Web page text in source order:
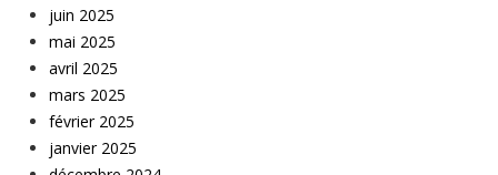
juin 2025
mai 2025
avril 2025
mars 2025
février 2025
janvier 2025